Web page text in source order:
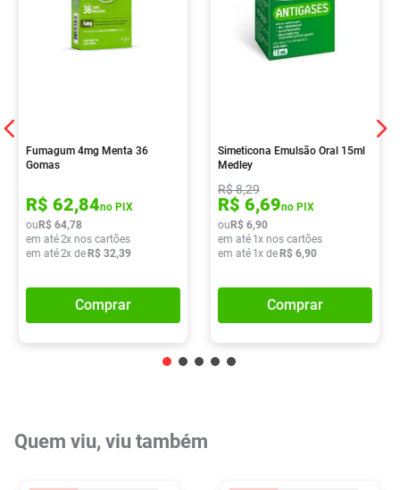
Fumagum 4mg Menta 36
Gomas
R$ 62,84no PIX
ou R$ 64,78
em até2x nos cartões
em até2x de R$ 32,39
Comprar
Simeticona Emulsão Oral 15ml
Medley
R$8,29
R$ 6,69no PIX
ou R$ 6,90
em até 1x nos cartões
em até 1x de R$ 6,90
Comprar
Quem viu, viu também